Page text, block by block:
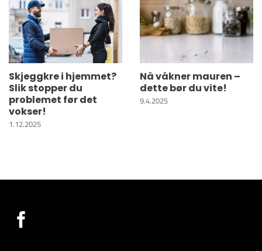
Skjeggkre i hjemmet?
Slik stopper du
problemet før det
vokser!
1.12.2025
Nå våkner mauren –
dette bør du vite!
9.4.2025